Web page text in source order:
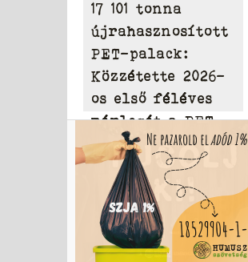
17 101 tonna
újrahasznosított
PET-palack:
Közzétette 2026-
os első féléves
mérlegét a PET
to PET